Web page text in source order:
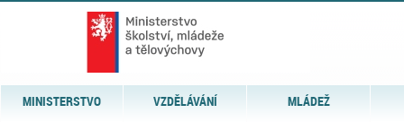
MINISTERSTVO VZDĚLÁVÁNÍ MLÁDEŽ